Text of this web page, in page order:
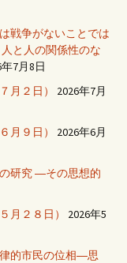
戦争がないことでは
と人の関係性のな
年7月8日
月２日）
2026年7月
月９日）
2026年6月
研究 ―その思想的
月２８日）
2026年5
的市民の位相―思